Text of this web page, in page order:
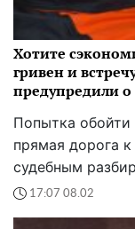
Хотите
гривен и
предупредили
Попытка обойти
прямая дорога
судебным
17:07 08.02